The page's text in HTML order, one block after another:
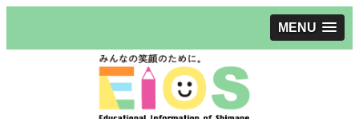
MENU